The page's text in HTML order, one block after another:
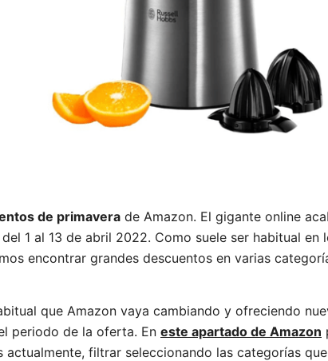
de primavera de Amazon. El gigante online
del 1 al 13 de abril 2022. Como suele ser habitual
encontrar grandes descuentos en varias
que Amazon vaya cambiando y ofreciendo
periodo de la oferta. En este apartado de Amazon
filtrar seleccionando las categorías